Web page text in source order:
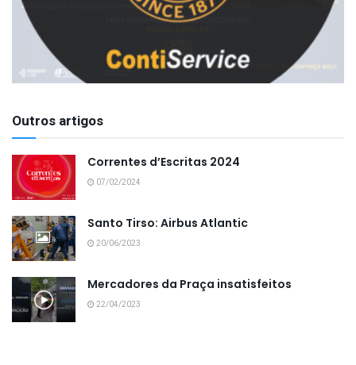
Outros artigos
Correntes d’Escritas 2024
07/02/2024
Santo Tirso: Airbus Atlantic
20/06/2023
Mercadores da Praça insatisfeitos
22/04/2023